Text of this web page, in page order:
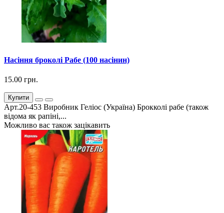
Насіння броколі Рабе (100 насінин)
15.00 грн.
Купити
Арт.20-453 Виробник Геліос (Україна) Брокколі рабе (також
відома як рапіні,...
Можливо вас також зацікавить